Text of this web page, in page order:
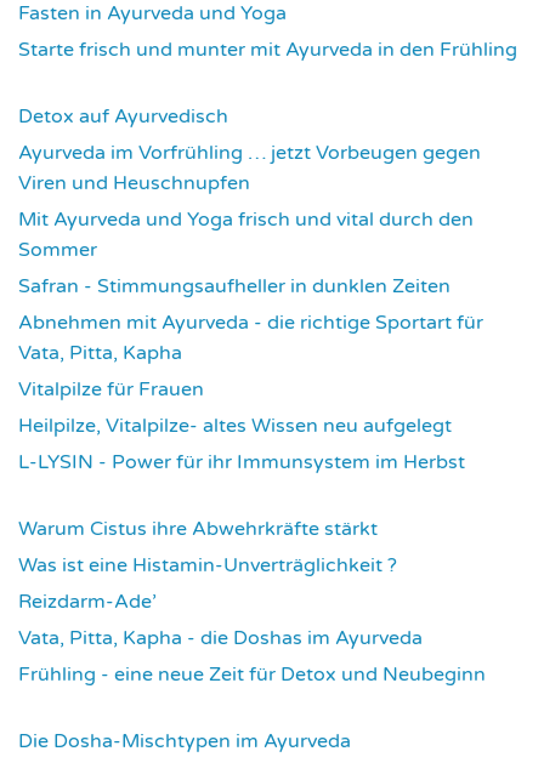
Fasten in Ayurveda und Yoga
Starte frisch und munter mit Ayurveda in den Frühling
Detox auf Ayurvedisch
Ayurveda im Vorfrühling … jetzt Vorbeugen gegen
Viren und Heuschnupfen
Mit Ayurveda und Yoga frisch und vital durch den
Sommer
Safran - Stimmungsaufheller in dunklen Zeiten
Abnehmen mit Ayurveda - die richtige Sportart für
Vata, Pitta, Kapha
Vitalpilze für Frauen
Heilpilze, Vitalpilze- altes Wissen neu aufgelegt
L-LYSIN - Power für ihr Immunsystem im Herbst
Warum Cistus ihre Abwehrkräfte stärkt
Was ist eine Histamin-Unverträglichkeit ?
Reizdarm-Ade’
Vata, Pitta, Kapha - die Doshas im Ayurveda
Frühling - eine neue Zeit für Detox und Neubeginn
Die Dosha-Mischtypen im Ayurveda